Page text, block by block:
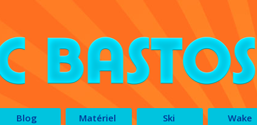
Blog Matériel Ski Wake